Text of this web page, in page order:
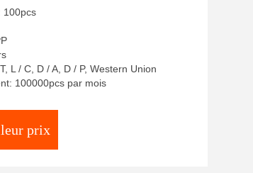
100pcs
L / C, D / A, D / P, Western Union
100000pcs par mois
prix